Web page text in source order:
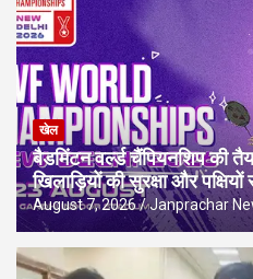
खेल
बैडमिंटन वर्ल्ड चैंपियनशिप की
खिलाड़ियों की सुरक्षा और
August 7, 2026 Janprachar